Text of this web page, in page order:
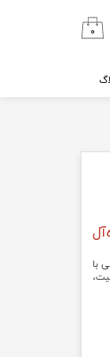
۰
با